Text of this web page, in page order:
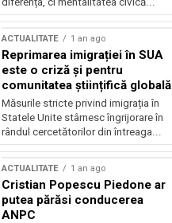
ACTUALITATE 1 an ago
Reprimarea imigrației în SUA
este o criză și pentru
comunitatea științifică globală
Măsurile stricte privind imigrația în
Statele Unite stârnesc îngrijorare în
rândul cercetătorilor din întreaga...
ACTUALITATE 1 an ago
Cristian Popescu Piedone ar
putea părăsi conducerea
ANPC